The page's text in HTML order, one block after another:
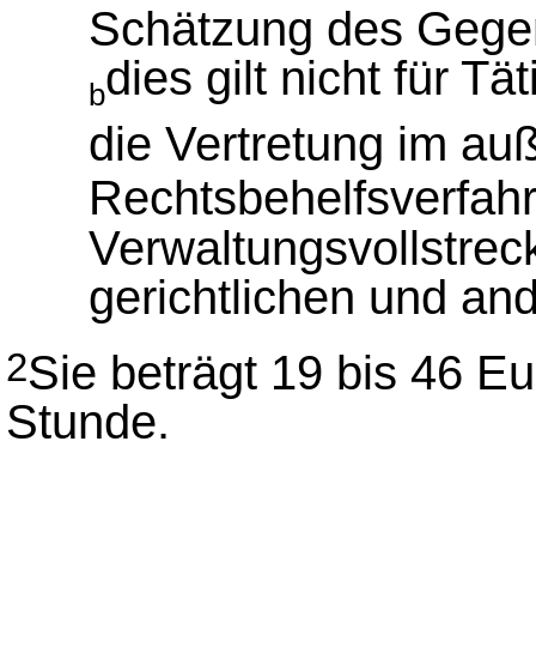
Schätzung des
bdies gilt nicht für
die Vertretung im
gerichtlichen und
2Sie beträgt 19 bis 46
Stunde.